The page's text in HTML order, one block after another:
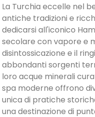
La Turchia eccelle nel
antiche tradizioni e
dedicarsi all'iconico
secolare con vapore e
disintossicazione e il
abbondanti sorgenti
loro acque minerali
spa moderne offrono
unica di pratiche
una destinazione di